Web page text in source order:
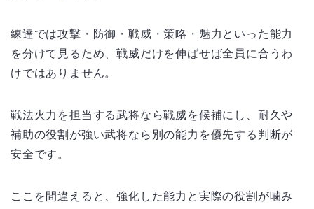
練達では攻撃・防御・戦威・策略・魅力といった能力
を分けて見るため、戦威だけを伸ばせば全員に合うわ
けではありません。
戦法火力を担当する武将なら戦威を候補にし、耐久や
補助の役割が強い武将なら別の能力を優先する判断が
安全です。
ここを間違えると、強化した能力と実際の役割が噛み